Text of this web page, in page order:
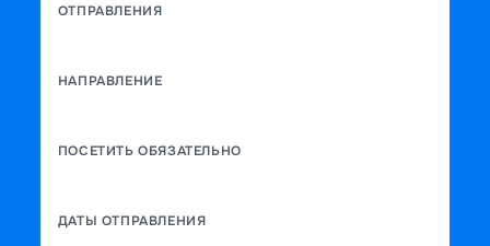
ОТПРАВЛЕНИЯ
НАПРАВЛЕНИЕ
ПОСЕТИТЬ ОБЯЗАТЕЛЬНО
ДАТЫ ОТПРАВЛЕНИЯ